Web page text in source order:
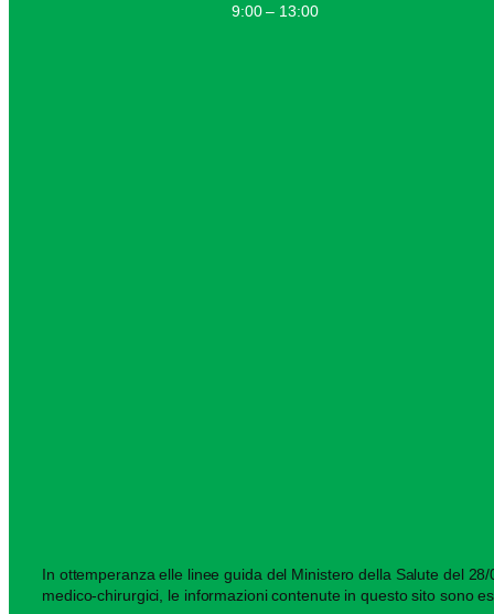
9:00 – 13:00
In ottemperanza elle linee guida del Ministero della Salute del
medico-chirurgici, le informazioni contenute in questo sito sono